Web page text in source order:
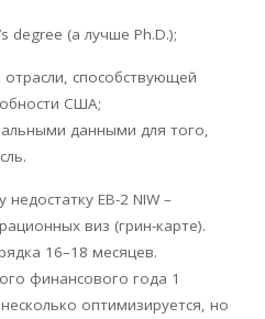
’s degree (а лучше Ph.D.);
способствующей
США;
данными для того,
недостатку EB-2 NIW –
виз (грин-карте).
16–18 месяцев.
финансового года 1
оптимизируется, но